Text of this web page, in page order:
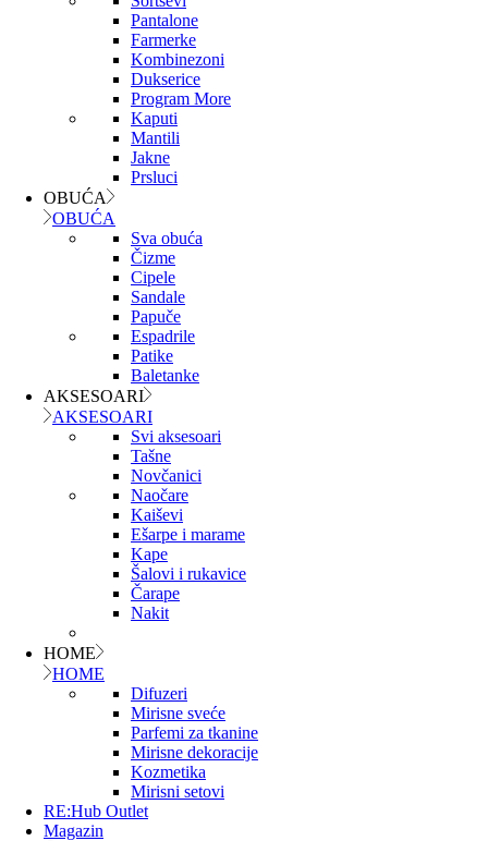
Pantalone
Farmerke
Kombinezoni
Dukserice
Program More
Kaputi
Mantili
Jakne
Prsluci
OBUĆA
OBUĆA
Sva obuća
Čizme
Cipele
Sandale
Papuče
Espadrile
Patike
Baletanke
AKSESOARI
AKSESOARI
Svi aksesoari
Tašne
Novčanici
Naočare
Kaiševi
Ešarpe i marame
Kape
Šalovi i rukavice
Čarape
Nakit
HOME
HOME
Difuzeri
Mirisne sveće
Parfemi za tkanine
Mirisne dekoracije
Kozmetika
Mirisni setovi
RE:Hub Outlet
Magazin